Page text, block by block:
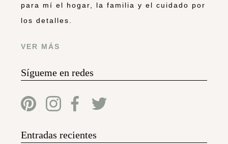
para mí el hogar, la familia y el cuidado por
los detalles.
VER MÁS
Sígueme en redes
Entradas recientes